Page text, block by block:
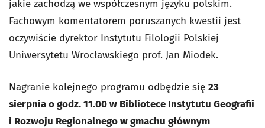
jakie zachodzą we współczesnym języku polskim.
Fachowym komentatorem poruszanych kwestii jest
oczywiście dyrektor Instytutu Filologii Polskiej
Uniwersytetu Wrocławskiego prof. Jan Miodek.
Nagranie kolejnego programu odbędzie się 23
sierpnia o godz. 11.00 w Bibliotece Instytutu Geografii
i Rozwoju Regionalnego w gmachu głównym